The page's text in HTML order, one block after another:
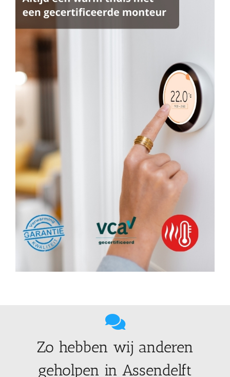
Zo hebben wij anderen
geholpen in Assendelft